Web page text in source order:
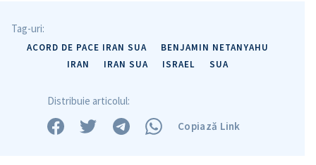
Tag-uri:
ACORD DE PACE IRAN SUA
BENJAMIN NETANYAHU
IRAN
IRAN SUA ISRAEL SUA
Distribuie articolul:
Copiază Link